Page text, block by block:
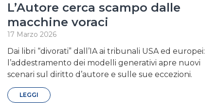
L’Autore cerca scampo dalle
macchine voraci
17 Marzo 2026
Dai libri “divorati” dall’IA ai tribunali USA ed europei:
l’addestramento dei modelli generativi apre nuovi
scenari sul diritto d’autore e sulle sue eccezioni.
LEGGI